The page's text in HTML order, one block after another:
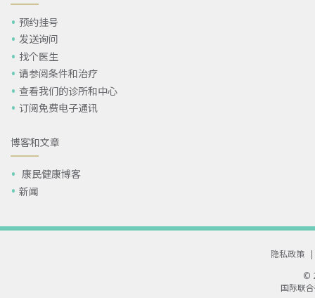
预约挂号
发送询问
找个医生
请参阅条件和治疗
查看我们的诊所和中心
订阅免费电子通讯
博客和文章
康民健康博客
新闻
隐私政策
|
©
国际联